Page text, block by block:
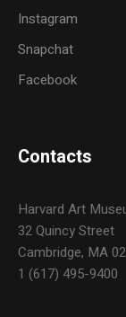
Instagram
Snapchat
Facebook
Contacts
Harvard Art
32 Quincy Street
Cambridge, MA
1 (617) 495-9400